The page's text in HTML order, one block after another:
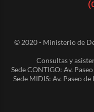
© 2020 - Ministerio de
Consultas y
Sede CONTIGO: Av.
Sede MIDIS: Av. Paseo